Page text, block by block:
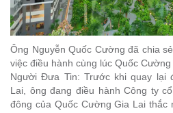
Ông Nguyễn Quốc Cường đã chia
việc điều hành cùng lúc Quốc Cường
Người Đưa Tin: Trước khi quay lại
Lai, ông đang điều hành Công ty
đông của Quốc Cường Gia Lai thắc